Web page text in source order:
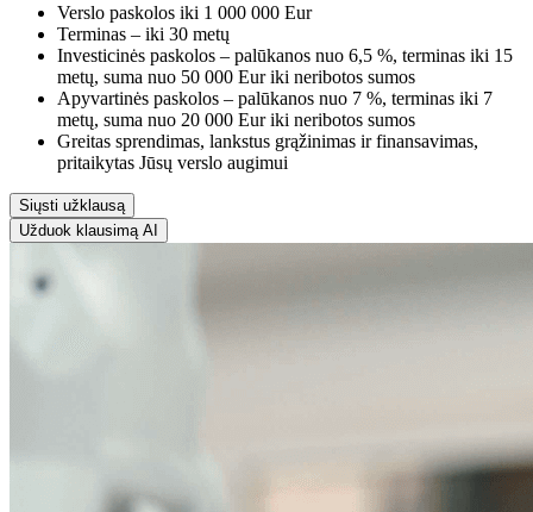
Verslo paskolos iki 1 000 000 Eur
Terminas – iki 30 metų
Investicinės paskolos – palūkanos nuo 6,5 %, terminas iki 15
metų, suma nuo 50 000 Eur iki neribotos sumos
Apyvartinės paskolos – palūkanos nuo 7 %, terminas iki 7
metų, suma nuo 20 000 Eur iki neribotos sumos
Greitas sprendimas, lankstus grąžinimas ir finansavimas,
pritaikytas Jūsų verslo augimui
Siųsti užklausą
Užduok klausimą AI